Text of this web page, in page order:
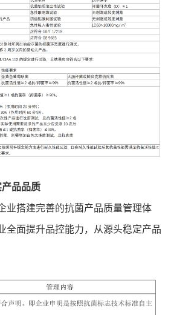
品品质
业搭建完善的抗菌产品质量管理体
全面提升品控能力，从源头稳定产品